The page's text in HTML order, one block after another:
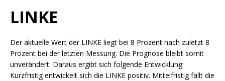
LINKE
Der aktuelle Wert der LINKE liegt bei 8 Prozent nach zuletzt 8
Prozent bei der letzten Messung. Die Prognose bleibt somit
unverändert. Daraus ergibt sich folgende Entwicklung:
Kurzfristig entwickelt sich die LINKE positiv. Mittelfristig fällt die